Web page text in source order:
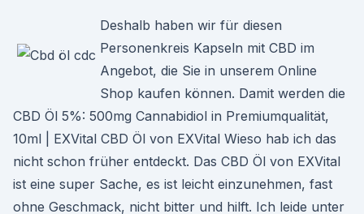
Deshalb haben wir für diesen
Personenkreis Kapseln mit CBD im
Angebot, die Sie in unserem Online
Shop kaufen können. Damit werden die
CBD Öl 5%: 500mg Cannabidiol in Premiumqualität,
10ml | EXVital CBD Öl von EXVital Wieso hab ich das
nicht schon früher entdeckt. Das CBD Öl von EXVital
ist eine super Sache, es ist leicht einzunehmen, fast
ohne Geschmack, nicht bitter und hilft. Ich leide unter